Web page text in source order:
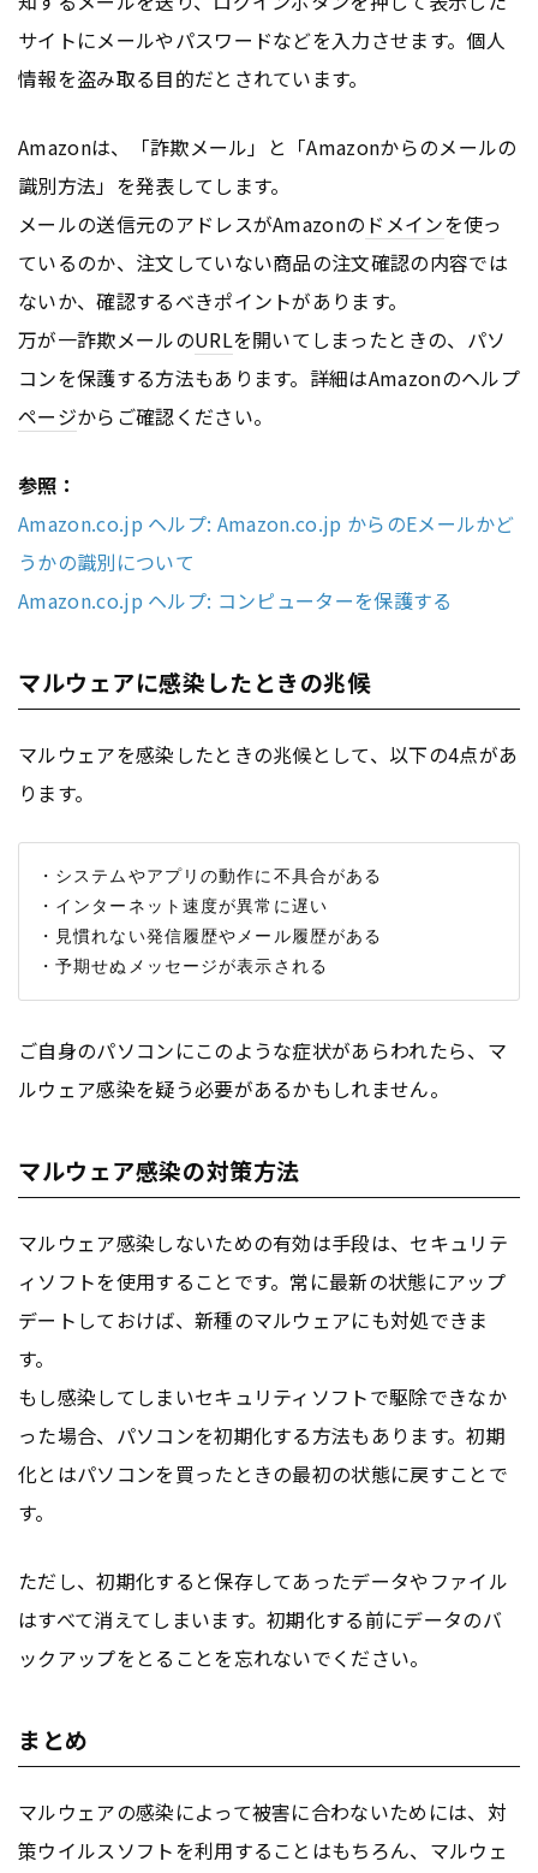
サイトにメールやパスワードなどを入力させます。個人
情報を盗み取る目的だとされています。
Amazonは、「詐欺メール」と「Amazonからのメールの
識別方法」を発表してします。
メールの送信元のアドレスがAmazonの ドメインを使っ
ているのか、注文していない商品の注文確認の内容では
ないか、確認するべきポイントがあります。
万が一詐欺メールのURLを開いてしまったときの、パソ
コンを保護する方法もあります。詳細はAmazonのヘルプ
ページからご確認ください。
参照：
Amazon.co.jp ヘルプ: Amazon.co.jp からのEメールかど
うかの識別について
Amazon.co.jp ヘルプ: コンピューターを保護する
マルウェアに感染したときの兆候
マルウェアを感染したときの兆候として、以下の4点があ
ります。
・システムやアプリの動作に不具合がある
・インターネット速度が異常に遅い
・見慣れない発信履歴やメール履歴がある
ご自身のパソコンにこのような症状があらわれたら、マ
ルウェア感染を疑う必要があるかもしれません。
マルウェア感染の対策方法
マルウェア感染しないための有効は手段は、セキュリテ
ィソフトを使用することです。常に最新の状態にアップ
デートしておけば、新種のマルウェアにも対処できま
す。
もし感染してしまいセキュリティソフトで駆除できなか
った場合、パソコンを初期化する方法もあります。初期
化とはパソコンを買ったときの最初の状態に戻すことで
す。
ただし、初期化すると保存してあったデータやファイル
はすべて消えてしまいます。初期化する前にデータのバ
ックアップをとることを忘れないでください。
まとめ
マルウェアの感染によって被害に合わないためには、対
策ウイルスソフトを利用することはもちろん、マルウェ